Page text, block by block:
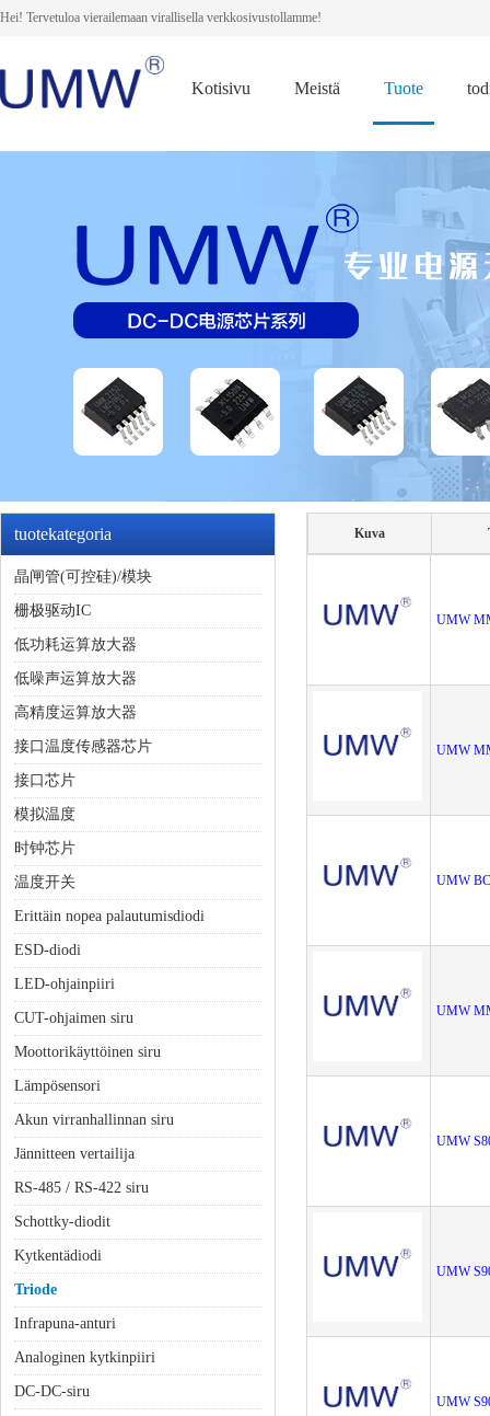
Hei! Tervetuloa vierailemaan virallisella verkkosivustollamme!
Kotisivu Meistä Tuote
tuotekategoria
晶闸管(可控硅)/模块
栅极驱动IC
低功耗运算放大器
低噪声运算放大器
高精度运算放大器
接口温度传感器芯片
接口芯片
模拟温度
时钟芯片
温度开关
Erittäin nopea palautumisdiodi
ESD-diodi
LED-ohjainpiiri
CUT-ohjaimen siru
Moottorikäyttöinen siru
Lämpösensori
Akun virranhallinnan siru
Jännitteen vertailija
RS-485 / RS-422 siru
Schottky-diodit
Kytkentädiodi
Triode
Infrapuna-anturi
Analoginen kytkinpiiri
DC-DC-siru
Kuva
UMW
UMW
UMW
UMW
UMW
UMW
UMW